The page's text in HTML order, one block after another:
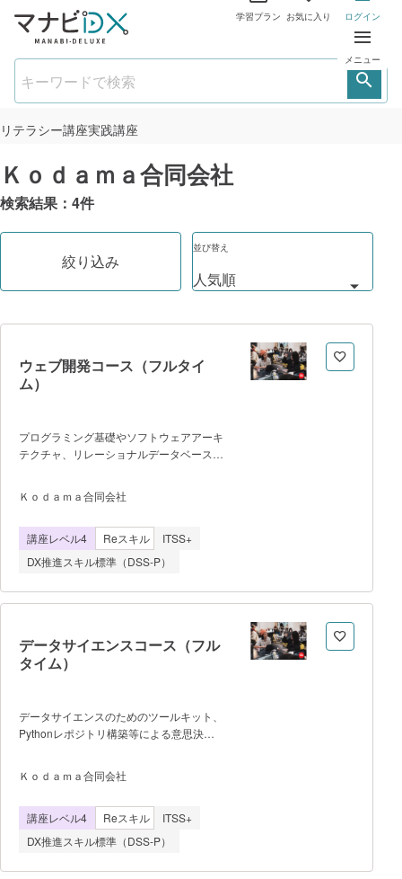
学習プラン お気に入り ログイン
メニュー
リテラシー講座実践講座
Ｋｏｄａｍａ合同会社
検索結果： 4件
絞り込み
並び替え
ウェブ開発コース（フルタイ
ム）
プログラミング基礎やソフトウェアアーキ
テクチャ、リレーショナルデータベース、
発、最新のJavascript、ES&を使った開
発、Rail、Airbnbクローンの設計、そして
ロイ・プロダクトのピッチ発表
Ｋｏｄａｍａ合同会社
講座レベル4 Reスキル
ITSS+
DX推進スキル標準（DSS-P）
データサイエンスコース（フル
タイム）
データサイエンスのためのツールキット、
Pythonレポジトリ構築等による意思決定
学習、データエンジニアリング、そしてグ
ループでの実践学習をピッチ発表
Ｋｏｄａｍａ合同会社
講座レベル4 Reスキル
ITSS+
DX推進スキル標準（DSS-P）